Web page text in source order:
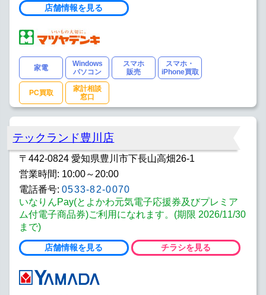
店舗情報を見る
家電
Windows
パソコン
スマホ
販売
スマホ・
iPhone買取
PC買取
家計相談
窓口
テックランド豊川店
〒442-0824 愛知県豊川市下長山高畑26-1
営業時間: 10:00～20:00
電話番号: 0533-82-0070
いなりんPay(とよかわ元気電子応援券及びプレミア
ム付電子商品券)ご利用になれます。(期限 2026/11/30
まで)
店舗情報を見る チラシを見る